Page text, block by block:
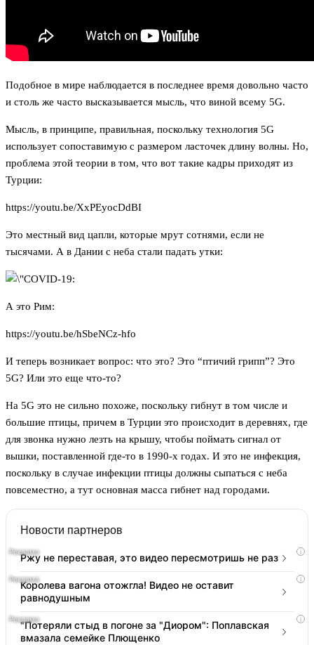
Подобное в мире наблюдается в последнее время довольно часто
и столь же часто высказывается мысль, что виной всему 5G.
Мысль, в принципе, правильная, поскольку технология 5G
использует сопоставимую с размером ласточек длину волны. Но,
проблема этой теории в том, что вот такие кадры приходят из
Турции:
https://youtu.be/XxPEyocDdBI
Это местный вид цапли, которые мрут сотнями, если не
тысячами. А в Дании с неба стали падать утки:
А это Рим:
https://youtu.be/hSbeNCz-hfo
И теперь возникает вопрос: что это? Это “птичий грипп”? Это
5G? Или это еще что-то?
На 5G это не сильно похоже, поскольку гибнут в том числе и
большие птицы, причем в Турции это происходит в деревнях, где
для звонка нужно лезть на крышу, чтобы поймать сигнал от
вышки, поставленной где-то в 1990-х годах. И это не инфекция,
поскольку в случае инфекции птицы должны сыпаться с неба
повсеместно, а тут основная масса гибнет над городами.
Новости партнеров
i
Ржу не переставая, это видео пересмотришь не раз
i
Королева вагона отожгла! Видео не оставит
равнодушным
i
"Потеряли стыд в погоне за "Диором": Поплавская
вмазала семейке Плющенко